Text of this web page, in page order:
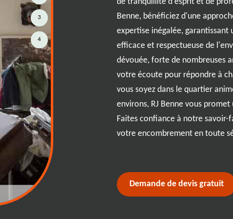
coin et recoin de votre maison
et l'ordre. Avec l'aide
transformez votre
fonctionnel et accueillant.
espace désencombré à
votre bien-être et votre
RJ Benne, vous bénéficiez de
de notre engagement à vous
RJ Benne vous guider vers
sa place, améliorant ainsi
Benne, bénéficiez d'une
expertise inégalée, garantissant
efficace et respectueuse de
dévouée, forte de nombreuses
votre écoute pour répondre à
vous soyez dans le quartier
environs, RJ Benne vous
Faites confiance à notre savoir-
votre encombrement en toute
3
4
Demande de devis gratuit